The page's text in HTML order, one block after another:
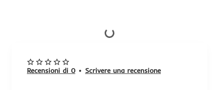
Recensioni di 0 • Scrivere una recensione